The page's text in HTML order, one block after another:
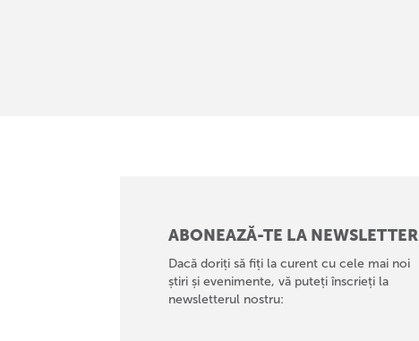
ABONEAZĂ-TE LA NEWSLETTER
Dacă doriți să fiți la curent cu cele mai noi
știri și evenimente, vă puteți înscrieți la
newsletterul nostru: